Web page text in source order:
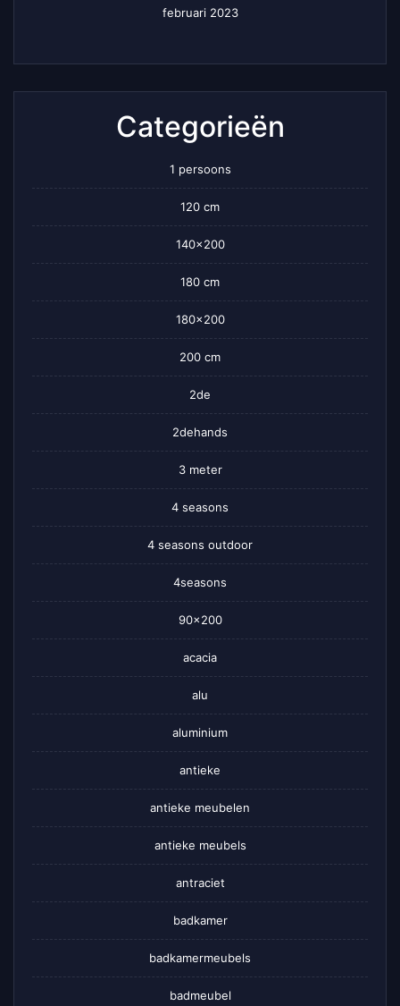
februari 2023
Categorieën
1 persoons
120 cm
140×200
180 cm
180×200
200 cm
2de
2dehands
3 meter
4 seasons
4 seasons outdoor
4seasons
90×200
acacia
alu
aluminium
antieke
antieke meubelen
antieke meubels
antraciet
badkamer
badkamermeubels
badmeubel